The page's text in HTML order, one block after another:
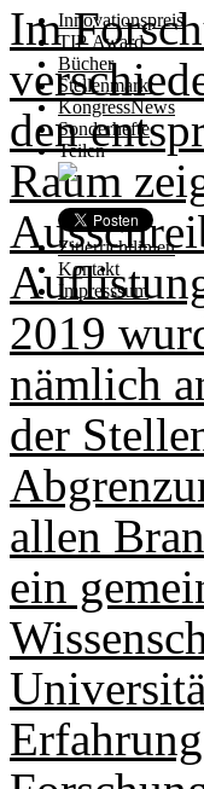
Innovationspreis
TIP Award
Bücher
Stellenmarkt
KongressNews
Sonderhefte
Teilen
Zitierrichtlinien
Kontakt
Impresssum
Im
den
Raum
2019
nämlich
der
allen
ein